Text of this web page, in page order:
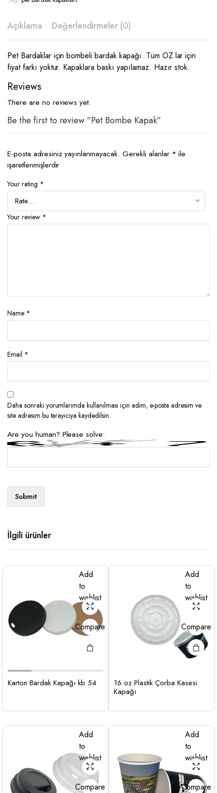
Açıklama Değerlendirmeler (0)
Pet Bardaklar için bombeli bardak kapağı. Tüm OZ lar için
fiyat farkı yoktur. Kapaklara baskı yapılamaz. Hazır stok.
Reviews
There are no reviews yet.
Be the first to review “Pet Bombe Kapak”
E-posta adresiniz yayınlanmayacak. Gerekli alanlar * ile
işaretlenmişlerdir
Your rating *
Your review *
Name *
Email *
Daha sonraki yorumlarımda kullanılması için adım, e-posta adresim ve
site adresim bu tarayıcıya kaydedilsin.
Are you human? Please solve:
İlgili ürünler
Add
to
wishlist
Compare
Karton Bardak Kapağı kb 54
Add
to
wishlist
Compare
16 oz Plastik Çorba Kasesi
Kapağı
Add
to
wishlist
Compare
Add
to
wishlist
Compare